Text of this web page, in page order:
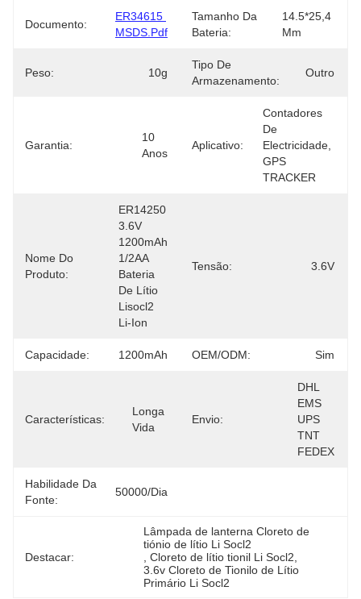
Documento:
ER34615
MSDS.pdf
Tamanho Da
Bateria:
14.5*25,4
Mm
Peso: 10g
Tipo De
Armazenamento:
Outro
Garantia:
10
Anos
Aplicativo:
Contadores
De
Electricidade,
GPS
TRACKER
Nome Do
Produto:
ER14250
3.6V
1200mAh
1/2AA
Bateria
De Lítio
Lisocl2
Li-Ion
Tensão: 3.6V
Capacidade: 1200mAh OEM/ODM: Sim
Características:
Longa
Vida
Envio:
DHL
EMS
UPS
TNT
FEDEX
Habilidade Da
Fonte:
50000/dia
Destacar:
Lâmpada de lanterna Cloreto de
tiónio de lítio Li Socl2
, Cloreto de lítio tionil Li Socl2
3.6v Cloreto de Tionilo de Lítio
Primário Li Socl2